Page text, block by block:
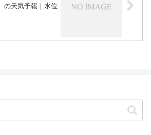
の天気予報｜水位